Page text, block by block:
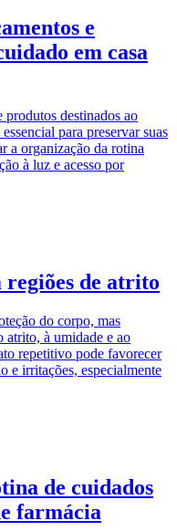
e
em casa
produtos destinados ao
para preservar suas
a organização da rotina
à luz e acesso por
regiões de atrito
do corpo, mas
atrito, à umidade e ao
repetitivo pode favorecer
e irritações, especialmente
de cuidados
farmácia